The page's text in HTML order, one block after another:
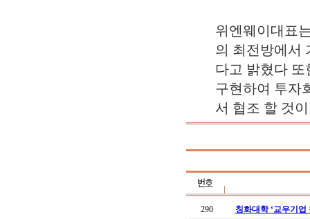
위엔웨이대표
의 최전방에서
다고 밝혔다
구현하여 투자
서 협조 할 것
290 칭화대학 ‘교우기업